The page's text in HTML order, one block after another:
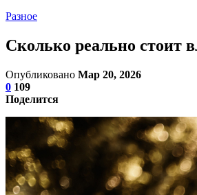
Разное
Сколько реально стоит
Опубликовано Мар 20, 2026
0 109
Поделится